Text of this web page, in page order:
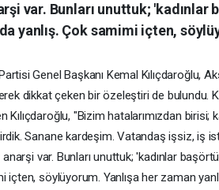
var. Bunları unuttuk; 'kadınlar
yanlış. Çok samimi içten,
Genel Başkanı Kemal Kılıçdaroğlu,
dikkat çeken bir özeleştiri de
"Bizim hatalarımızdan birisi;
Sanane kardeşim. Vatandaş işsiz, iş
var. Bunları unuttuk; 'kadınlar
içten, söylüyorum. Yanlışa her zaman